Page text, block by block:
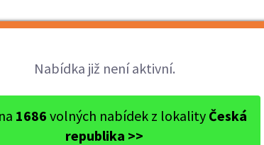
Nabídka již není aktivní.
1686 volných nabídek z lokality Česká
republika >>
Jičín Nový Jičín Kurýr pro FOODORA, výplata ...